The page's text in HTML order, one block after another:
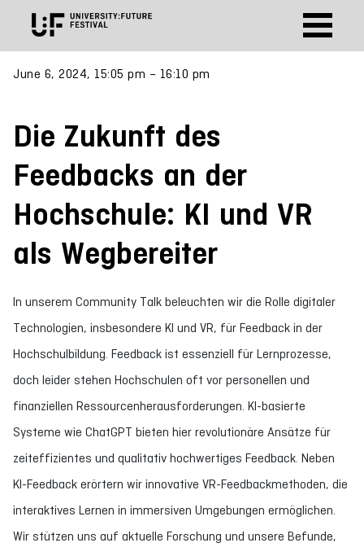
June 6, 2024, 15:05 pm – 16:10 pm
Die Zukunft des
Feedbacks an der
Hochschule: KI und VR
als Wegbereiter
In unserem Community Talk beleuchten wir die Rolle digitaler
Technologien, insbesondere KI und VR, für Feedback in der
Hochschulbildung. Feedback ist essenziell für Lernprozesse,
doch leider stehen Hochschulen oft vor personellen und
finanziellen Ressourcenherausforderungen. KI-basierte
Systeme wie ChatGPT bieten hier revolutionäre Ansätze für
zeiteffizientes und qualitativ hochwertiges Feedback. Neben
KI-Feedback erörtern wir innovative VR-Feedbackmethoden, die
interaktives Lernen in immersiven Umgebungen ermöglichen.
Wir stützen uns auf aktuelle Forschung und unsere Befunde,